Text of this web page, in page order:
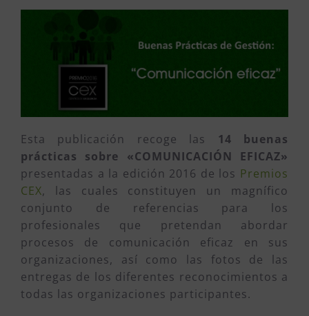
Esta publicación recoge las
14 buenas
prácticas sobre «COMUNICACIÓN EFICAZ»
presentadas a la edición 2016 de los Premios
CEX, las cuales constituyen un magnífico
conjunto de referencias para los
profesionales que pretendan abordar
procesos de comunicación eficaz en sus
organizaciones, así como las fotos de las
entregas de los diferentes reconocimientos a
todas las organizaciones participantes.